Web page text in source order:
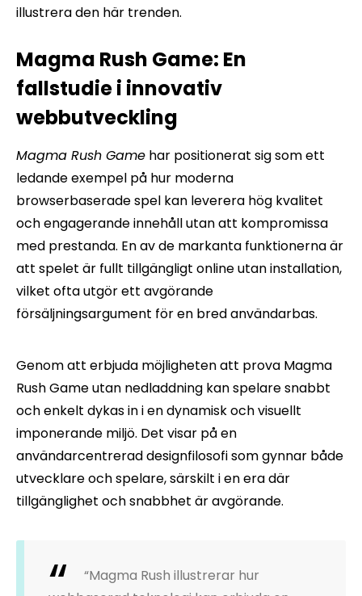
illustrera den här trenden.
Magma Rush Game: En
fallstudie i innovativ
webbutveckling
Magma Rush Game har positionerat sig som ett
ledande exempel på hur moderna
browserbaserade spel kan leverera hög kvalitet
och engagerande innehåll utan att kompromissa
med prestanda. En av de markanta funktionerna är
att spelet är fullt tillgängligt online utan installation,
vilket ofta utgör ett avgörande
försäljningsargument för en bred användarbas.
Genom att erbjuda möjligheten att prova Magma
Rush Game utan nedladdning kan spelare snabbt
och enkelt dykas in i en dynamisk och visuellt
imponerande miljö. Det visar på en
användarcentrerad designfilosofi som gynnar både
utvecklare och spelare, särskilt i en era där
tillgänglighet och snabbhet är avgörande.
“Magma Rush illustrerar hur